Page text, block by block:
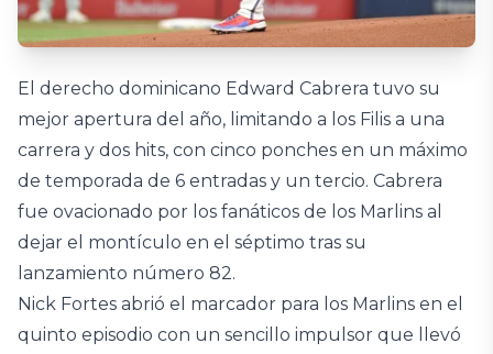
El derecho dominicano Edward Cabrera tuvo su
mejor apertura del año, limitando a los Filis a una
carrera y dos hits, con cinco ponches en un máximo
de temporada de 6 entradas y un tercio. Cabrera
fue ovacionado por los fanáticos de los Marlins al
dejar el montículo en el séptimo tras su
lanzamiento número 82.
Nick Fortes abrió el marcador para los Marlins en el
quinto episodio con un sencillo impulsor que llevó